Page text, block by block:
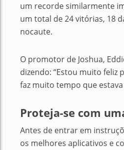
um recorde similarmente
um total de 24 vitórias, 18
nocaute.
O promotor de Joshua,
dizendo: “Estou muito feliz
faz muito tempo que
Proteja-se com
Antes de entrar em
os melhores aplicativos e